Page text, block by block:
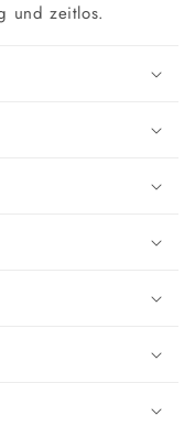
und zeitlos.